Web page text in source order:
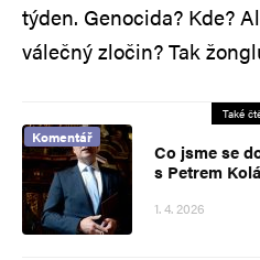
týden. Genocida? Kde?
válečný zločin? Tak
Také
Komentář
Co jsme se
s Petrem
1. 4. 2026